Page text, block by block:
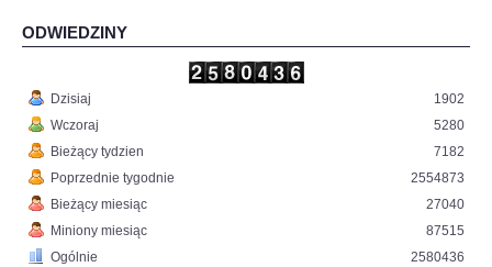
ODWIEDZINY
Dzisiaj
Wczoraj
Bieżący tydzien
Poprzednie tygodnie
Bieżący miesiąc
Miniony miesiąc
Ogólnie
1902
5280
7182
2554873
27040
87515
2580436